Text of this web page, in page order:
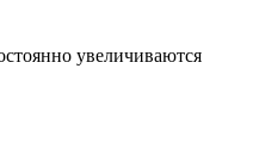
увеличиваются